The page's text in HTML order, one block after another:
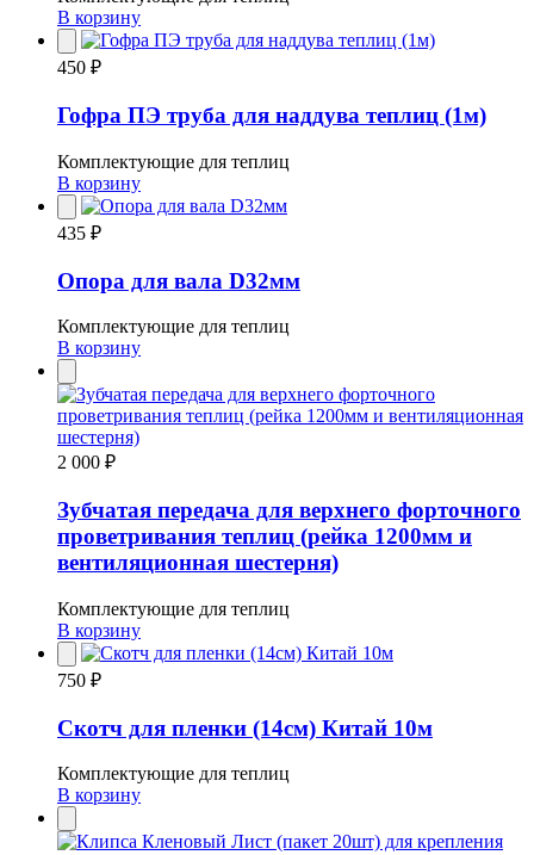
В корзину
450 ₽
Гофра ПЭ труба для наддува теплиц (1м)
Комплектующие для теплиц
В корзину
435 ₽
Опора для вала D32мм
Комплектующие для теплиц
В корзину
2 000 ₽
Зубчатая передача для верхнего форточного
проветривания теплиц (рейка 1200мм и
вентиляционная шестерня)
Комплектующие для теплиц
В корзину
750 ₽
Скотч для пленки (14см) Китай 10м
Комплектующие для теплиц
В корзину